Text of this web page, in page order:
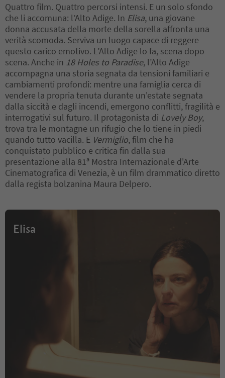
Quattro film. Quattro percorsi intensi. E un solo sfondo
che li accomuna: l’Alto Adige. In Elisa, una giovane
donna accusata della morte della sorella affronta una
verità scomoda. Serviva un luogo capace di reggere
questo carico emotivo. L’Alto Adige lo fa, scena dopo
scena. Anche in 18 Holes to Paradise, l’Alto Adige
accompagna una storia segnata da tensioni familiari e
cambiamenti profondi: mentre una famiglia cerca di
vendere la propria tenuta durante un'estate segnata
dalla siccità e dagli incendi, emergono conflitti, fragilità e
interrogativi sul futuro. Il protagonista di Lovely Boy,
trova tra le montagne un rifugio che lo tiene in piedi
quando tutto vacilla. E Vermiglio, film che ha
conquistato pubblico e critica fin dalla sua
presentazione alla 81ª Mostra Internazionale d'Arte
Cinematografica di Venezia, è un film drammatico diretto
dalla regista bolzanina Maura Delpero.
Elisa